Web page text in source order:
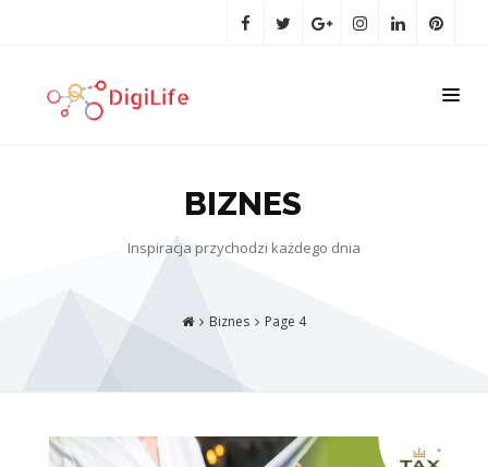
BIZNES
Inspiracja przychodzi każdego dnia
Biznes Page 4